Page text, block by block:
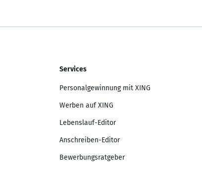
Services
Personalgewinnung mit XING
Werben auf XING
Lebenslauf-Editor
Anschreiben-Editor
Bewerbungsratgeber